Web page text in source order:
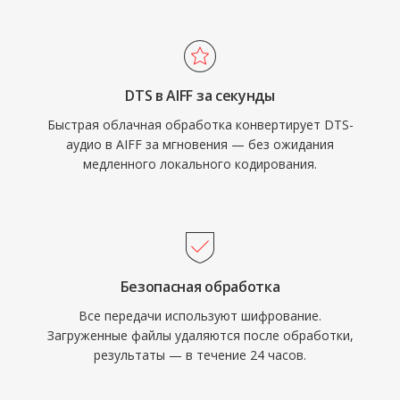
путь от студийного микса до гостиной.
Контейнер поддерживает различные
частоты дискретизации и разрядность до 32
бит, обеспечивая высококачественные
рабочие процессы, превышающие
характеристики CD. Для тех, кто ставит
целостность звука выше экономии
DTS в AIFF за секунды
Быстрая облачная обработка конвертирует DTS-
аудио в AIFF за мгновения — без ожидания
медленного локального кодирования.
Безопасная обработка
Все передачи используют шифрование.
Загруженные файлы удаляются после обработки,
результаты — в течение 24 часов.